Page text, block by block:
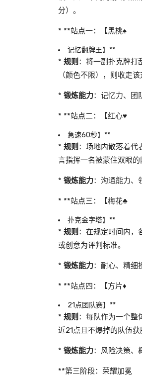
分）。
* **站点一：【黑桃♠️
记忆翻牌王】**
* 规则 ：将一副扑克牌打
（颜色不限），则收走
* 锻炼能力：记忆力、团
* **站点二：【红心♥️
急速60秒】**
* 规则 ：场地内散落着代
言指挥一名被蒙住双眼的
* 锻炼能力：沟通能力、
* **站点三：【梅花♣️
扑克金字塔】**
* 规则 ：在规定时间内，
或创意为评判标准。
* 锻炼能力：耐心、精细
* **站点四：【方片♦️
21点团队赛】**
* 规则 ：每队作为一个整
近21点且不爆掉的队伍获
* 锻炼能力：风险决策、
**第三阶段：荣耀加冕